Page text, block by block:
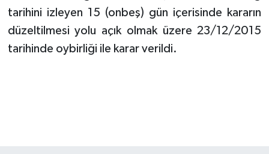
tarihini izleyen 15 (onbeş) gün içerisinde kararın
düzeltilmesi yolu açık olmak üzere 23/12/2015
tarihinde oybirliği ile karar verildi.